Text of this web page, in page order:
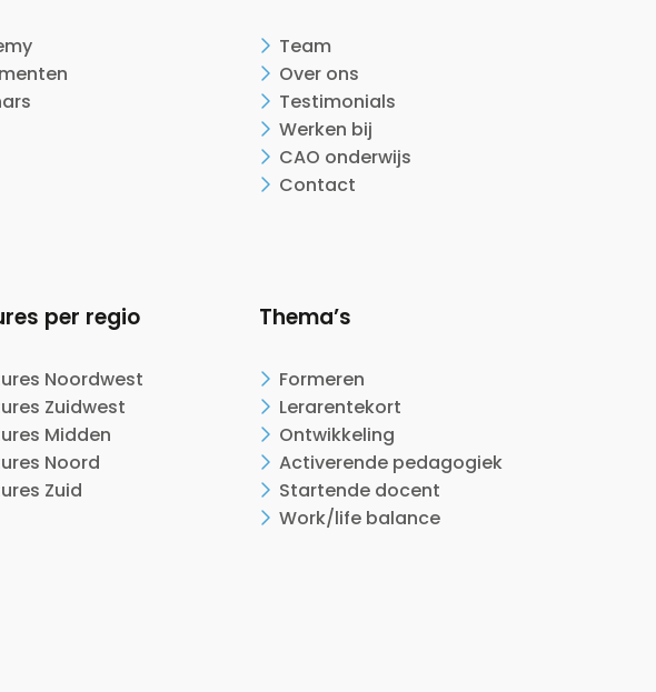
per regio
Noordwest
Zuidwest
Midden
Noord
Zuid
Team
Over ons
Testimonials
Werken bij
CAO onderwijs
Contact
Thema’s
Formeren
Lerarentekort
Ontwikkeling
Activerende pedagogiek
Startende docent
Work/life balance